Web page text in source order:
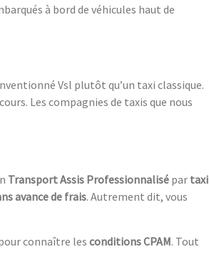
à bord de véhicules haut de
Vsl plutôt qu’un taxi classique.
Les compagnies de taxis que nous
Transport Assis Professionnalisé par taxi
avance de frais. Autrement dit, vous
connaître les conditions CPAM. Tout